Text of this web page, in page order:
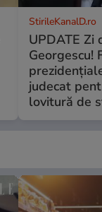
StirileKanalD.ro
UPDATE Zi
Georgescu!
judecat
lovitură de